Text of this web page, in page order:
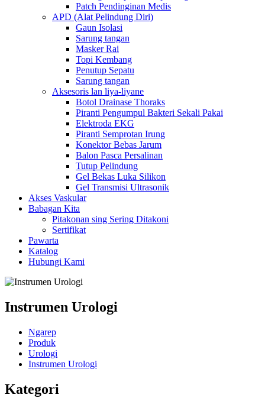
Patch Pendinginan Medis
APD (Alat Pelindung Diri)
Gaun Isolasi
Sarung tangan
Masker Rai
Topi Kembang
Penutup Sepatu
Sarung tangan
Aksesoris lan liya-liyane
Botol Drainase Thoraks
Piranti Pengumpul Bakteri Sekali Pakai
Elektroda EKG
Piranti Semprotan Irung
Konektor Bebas Jarum
Balon Pasca Persalinan
Tutup Pelindung
Gel Bekas Luka Silikon
Gel Transmisi Ultrasonik
Akses Vaskular
Babagan Kita
Pitakonan sing Sering Ditakoni
Sertifikat
Pawarta
Katalog
Hubungi Kami
Instrumen Urologi
Ngarep
Produk
Urologi
Instrumen Urologi
Kategori